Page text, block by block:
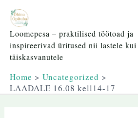
content
Loomepesa – praktilised töötoad ja
inspireerivad üritused nii lastele kui
täiskasvanutele
Home
Uncategorized
LAADALE 16.08 kell14-17